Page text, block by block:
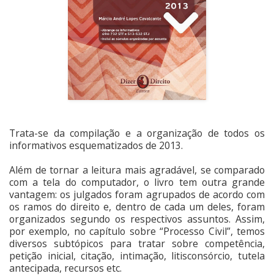
Trata-se da compilação e a organização de todos os
informativos esquematizados de 2013.
Além de tornar a leitura mais agradável, se comparado
com a tela do computador, o livro tem outra grande
vantagem: os julgados foram agrupados de acordo com
os ramos do direito e, dentro de cada um deles, foram
organizados segundo os respectivos assuntos. Assim,
por exemplo, no capítulo sobre “Processo Civil”, temos
diversos subtópicos para tratar sobre competência,
petição inicial, citação, intimação, litisconsórcio, tutela
antecipada, recursos etc.